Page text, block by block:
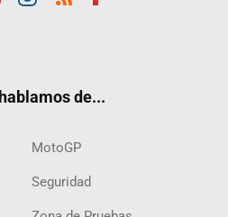
de...
MotoGP
Seguridad